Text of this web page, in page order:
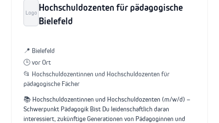
Logo Hochschuldozenten für pädagogische
Bielefeld
📍 Bielefeld
🕒 vor Ort
📂 Hochschuldozentinnen und Hochschuldozenten für
pädagogische Fächer
📚 Hochschuldozentinnen und Hochschuldozenten (m/w/d) –
Schwerpunkt Pädagogik Bist Du leidenschaftlich daran
interessiert, zukünftige Generationen von Pädagoginnen und